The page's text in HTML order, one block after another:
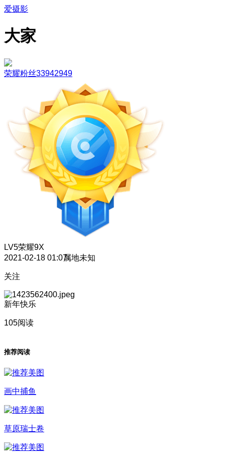
爱摄影
大家
荣耀粉丝33942949
LV5荣耀9X
2021-02-18 01:07属地未知
关注
新年快乐
105阅读
推荐阅读
画中捕鱼
草原瑞士卷